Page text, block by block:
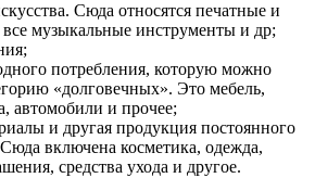
Сюда относятся печатные и
музыкальные инструменты и др;
потребления, которую можно
«долговечных». Это мебель,
автомобили и прочее;
и другая продукция постоянного
включена косметика, одежда,
средства ухода и другое.